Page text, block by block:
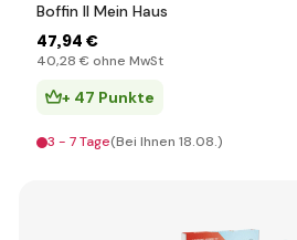
Boffin II Mein Haus
47,94 €
40,28 € ohne MwSt
+ 47 Punkte
3 - 7 Tage(Bei Ihnen 18.08.)